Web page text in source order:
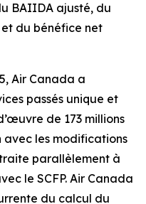
BAIIDA ajusté, du
du bénéfice net
Air Canada a
passés unique et
de 173 millions
avec les modifications
parallèlement à
le SCFP. Air Canada
du calcul du